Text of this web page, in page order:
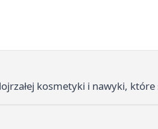
kosmetyki i nawyki,